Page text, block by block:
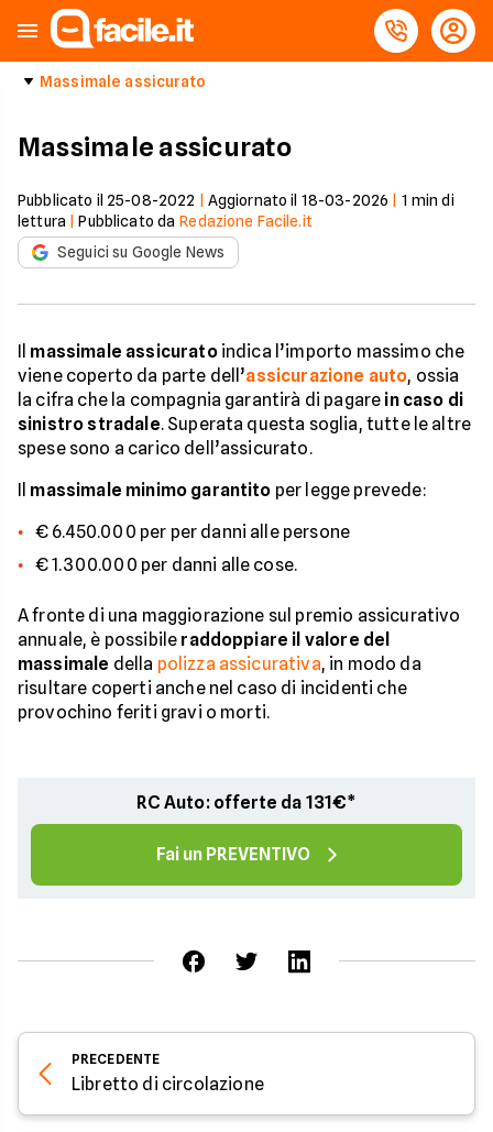
Massimale assicurato
Massimale assicurato
Pubblicato il 25-08-2022 Aggiornato il 18-03-2026 1 min di
lettura |Pubblicato da Redazione Facile.it
Seguici su Google News
Il massimale assicuratoindica l’importo massimo che
viene coperto da parte dell’assicurazione auto, ossia
la cifra che la compagnia garantirà di pagare in caso di
sinistro stradale. Superata questa soglia, tutte le altre
spese sono a carico dell’assicurato.
Il massimale minimo garantito per legge prevede:
€ 6.450.000 per per danni alle persone
€ 1.300.000 per danni alle cose.
A fronte di una maggiorazione sul premio assicurativo
annuale, è possibile raddoppiare il valore del
massimale della polizza assicurativa, in modo da
risultare coperti anche nel caso di incidenti che
provochino feriti gravi o morti.
RC Auto: offerte da 131€*
Fai un PREVENTIVO
PRECEDENTE
Libretto di circolazione